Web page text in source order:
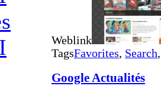
Weblink
TagsFavorites, Search
Google Actualités